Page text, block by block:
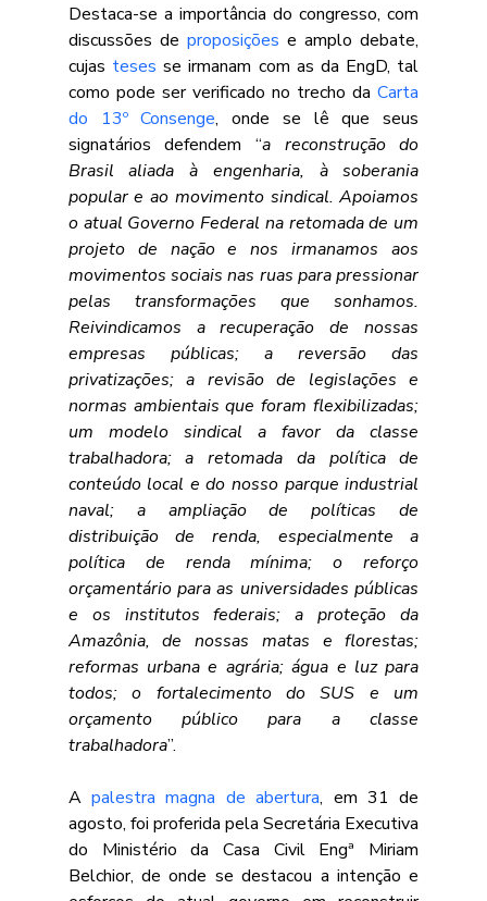
Destaca-se a importância do congresso, com
discussões de proposições e amplo debate,
cujas teses se irmanam com as da EngD, tal
como pode ser verificado no trecho da Carta
do 13º Consenge, onde se lê que seus
signatários defendem “a reconstrução do
Brasil aliada à engenharia, à soberania
popular e ao movimento sindical. Apoiamos
o atual Governo Federal na retomada de um
projeto de nação e nos irmanamos aos
movimentos sociais nas ruas para pressionar
pelas transformações que sonhamos.
Reivindicamos a recuperação de nossas
empresas públicas; a reversão das
privatizações; a revisão de legislações e
normas ambientais que foram flexibilizadas;
um modelo sindical a favor da classe
trabalhadora; a retomada da política de
conteúdo local e do nosso parque industrial
naval; a ampliação de políticas de
distribuição de renda, especialmente a
política de renda mínima; o reforço
orçamentário para as universidades públicas
e os institutos federais; a proteção da
Amazônia, de nossas matas e florestas;
reformas urbana e agrária; água e luz para
todos; o fortalecimento do SUS e um
orçamento público para a classe
trabalhadora”.
A palestra magna de abertura, em 31 de
agosto, foi proferida pela Secretária Executiva
do Ministério da Casa Civil Engª Miriam
Belchior, de onde se destacou a intenção e